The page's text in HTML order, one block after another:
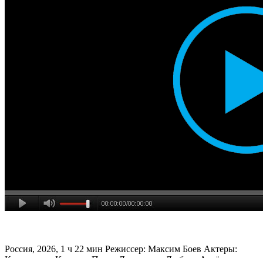
Россия, 2026, 1 ч 22 мин Режиссер: Максим Боев Актеры: